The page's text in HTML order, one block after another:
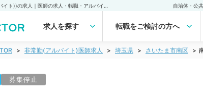
自治体・公
求人を探す 転職をご検討の方へ
非常勤(アルバイト)医師求人 埼玉県 さいたま市南区
募集停止